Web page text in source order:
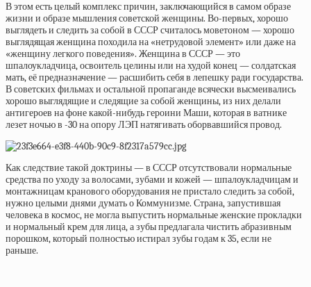
В этом есть целый комплекс причин, заключающийся в самом образе
жизни и образе мышления советской женщины. Во-первых, хорошо
выглядеть и следить за собой в СССР считалось моветоном — хорошо
выглядящая женщина походила на «нетрудовой элемент» или даже на
«женщину легкого поведения». Женщина в СССР — это
шпалоукладчица, освоитель целины или на худой конец — солдатская
мать, её предназначение — расшибить себя в лепешку ради государства.
В советских фильмах и остальной пропаганде всячески высмеивались
хорошо выглядящие и следящие за собой женщины, из них делали
антигероев на фоне какой-нибудь героини Маши, которая в ватнике
лезет ночью в -30 на опору ЛЭП натягивать оборвавшийся провод.
Как следствие такой доктрины — в СССР отсутствовали нормальные
средства по уходу за волосами, зубами и кожей — шпалоукладчицам и
монтажницам кранового оборудования не пристало следить за собой,
нужно целыми днями думать о Коммунизме. Страна, запустившая
человека в космос, не могла выпустить нормальные женские прокладки
и нормальный крем для лица, а зубы предлагала чистить абразивным
порошком, который полностью истирал зубы годам к 35, если не
раньше.